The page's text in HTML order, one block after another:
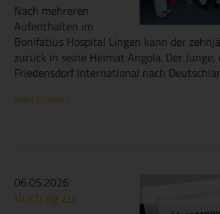
Nach mehreren
Aufenthalten im
Bonifatius Hospital Lingen kann der
zurück in seine Heimat Angola. Der Junge,
Friedensdorf International nach
weiterlesen
06.05.2026
Vortrag zu